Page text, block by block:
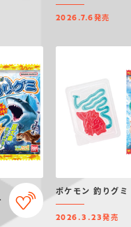
2026.7.6発売
ポケモン 釣りグミ
2026.3.23発売